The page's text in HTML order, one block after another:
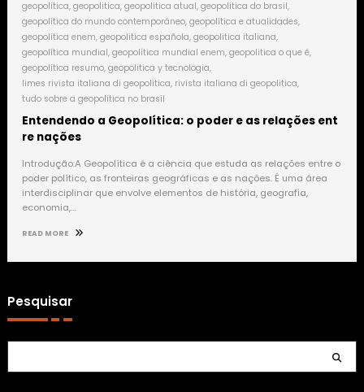
geopolítica, geopolitica, geopolitica atual, geopolitica do brasil,
geopolítica do mundo contemporâneo, geopolítica e atualidades,
geopolítica enem, geopolitica española, geopolitica italiana,
geopolítica mundial, geopolítica mundial enem, geopolitica o que é,
geopolítica resumo, geopolitica y tecnologia,
limes rivista italiana di geopolitica, rivista italiana di geopolitica,
tudo sobre a geopolítica no brasil
Entendendo a Geopolítica: o poder e as relações ent
re nações
Introdução:A Geopolítica é a ciência que estuda as relações entre o
poder político, as fronteiras geográficas e as nações. É uma área
interdisciplinar que envolve elementos de história, geografia,
economia,…
READ MORE
Pesquisar